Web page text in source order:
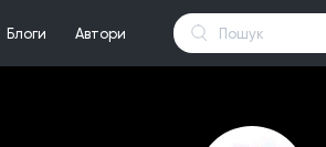
Блоги Автори